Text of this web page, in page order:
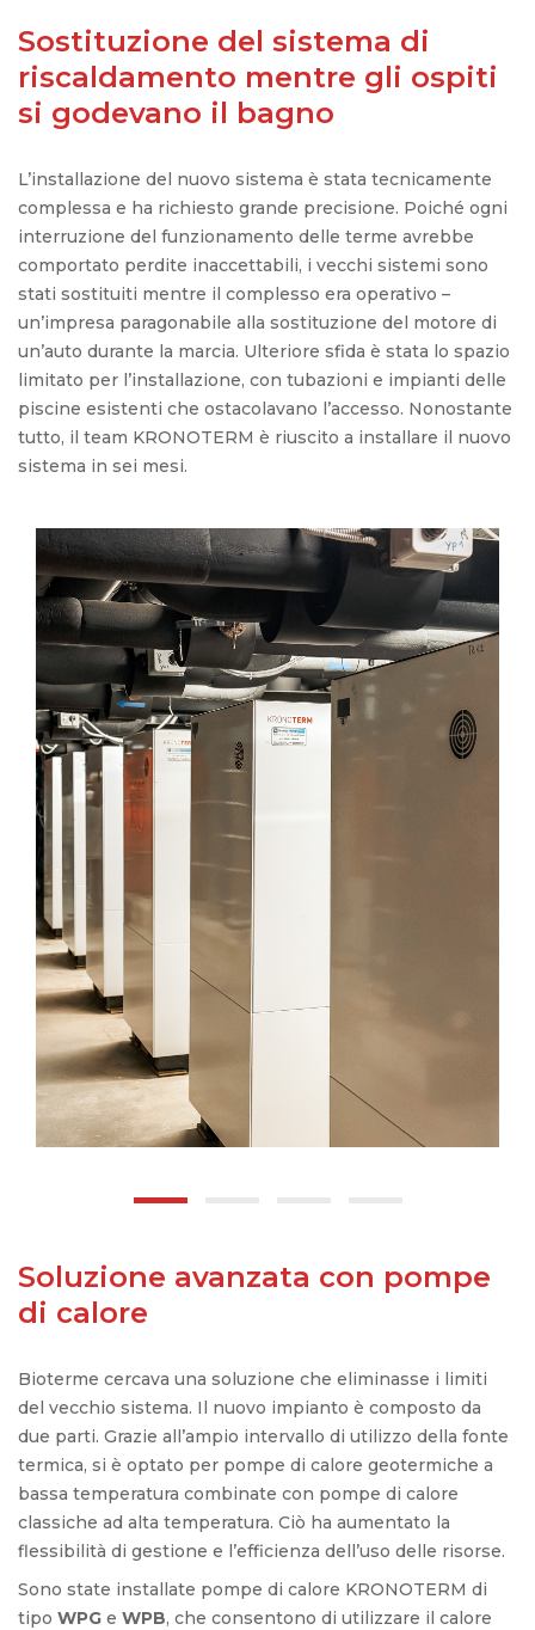
Sostituzione del sistema di
riscaldamento mentre gli ospiti
si godevano il bagno
L’installazione del nuovo sistema è stata tecnicamente
complessa e ha richiesto grande precisione. Poiché ogni
interruzione del funzionamento delle terme avrebbe
comportato perdite inaccettabili, i vecchi sistemi sono
stati sostituiti mentre il complesso era operativo –
un’impresa paragonabile alla sostituzione del motore di
un’auto durante la marcia. Ulteriore sfida è stata lo spazio
limitato per l’installazione, con tubazioni e impianti delle
piscine esistenti che ostacolavano l’accesso. Nonostante
tutto, il team KRONOTERM è riuscito a installare il nuovo
sistema in sei mesi.
Soluzione avanzata con pompe
di calore
Bioterme cercava una soluzione che eliminasse i limiti
del vecchio sistema. Il nuovo impianto è composto da
due parti. Grazie all’ampio intervallo di utilizzo della fonte
termica, si è optato per pompe di calore geotermiche a
bassa temperatura combinate con pompe di calore
classiche ad alta temperatura. Ciò ha aumentato la
flessibilità di gestione e l’efficienza dell’uso delle risorse.
Sono state installate pompe di calore KRONOTERM di
tipo WPG e WPB, che consentono di utilizzare il calore